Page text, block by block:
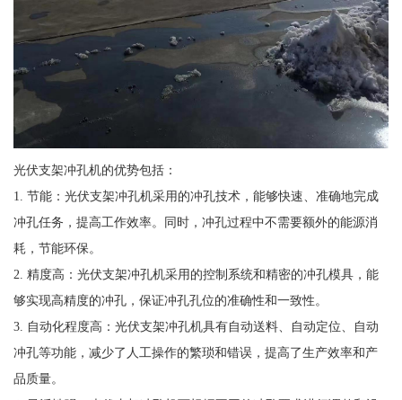
光伏支架冲孔机的优势包括：
1. 节能：光伏支架冲孔机采用的冲孔技术，能够快速、准确地完成
冲孔任务，提高工作效率。同时，冲孔过程中不需要额外的能源消
耗，节能环保。
2. 精度高：光伏支架冲孔机采用的控制系统和精密的冲孔模具，能
够实现高精度的冲孔，保证冲孔孔位的准确性和一致性。
3. 自动化程度高：光伏支架冲孔机具有自动送料、自动定位、自动
冲孔等功能，减少了人工操作的繁琐和错误，提高了生产效率和产
品质量。